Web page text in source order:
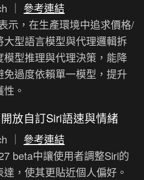
｜ 參考連結
示，在生產環境中追求價格/
型語言模型與代理邏輯拆
型推理與代理決策，能降
過度依賴單一模型，提升
。
放自訂Siri語速與情緒
｜ 參考連結
beta中讓使用者調整Siri的
，使其更貼近個人偏好。